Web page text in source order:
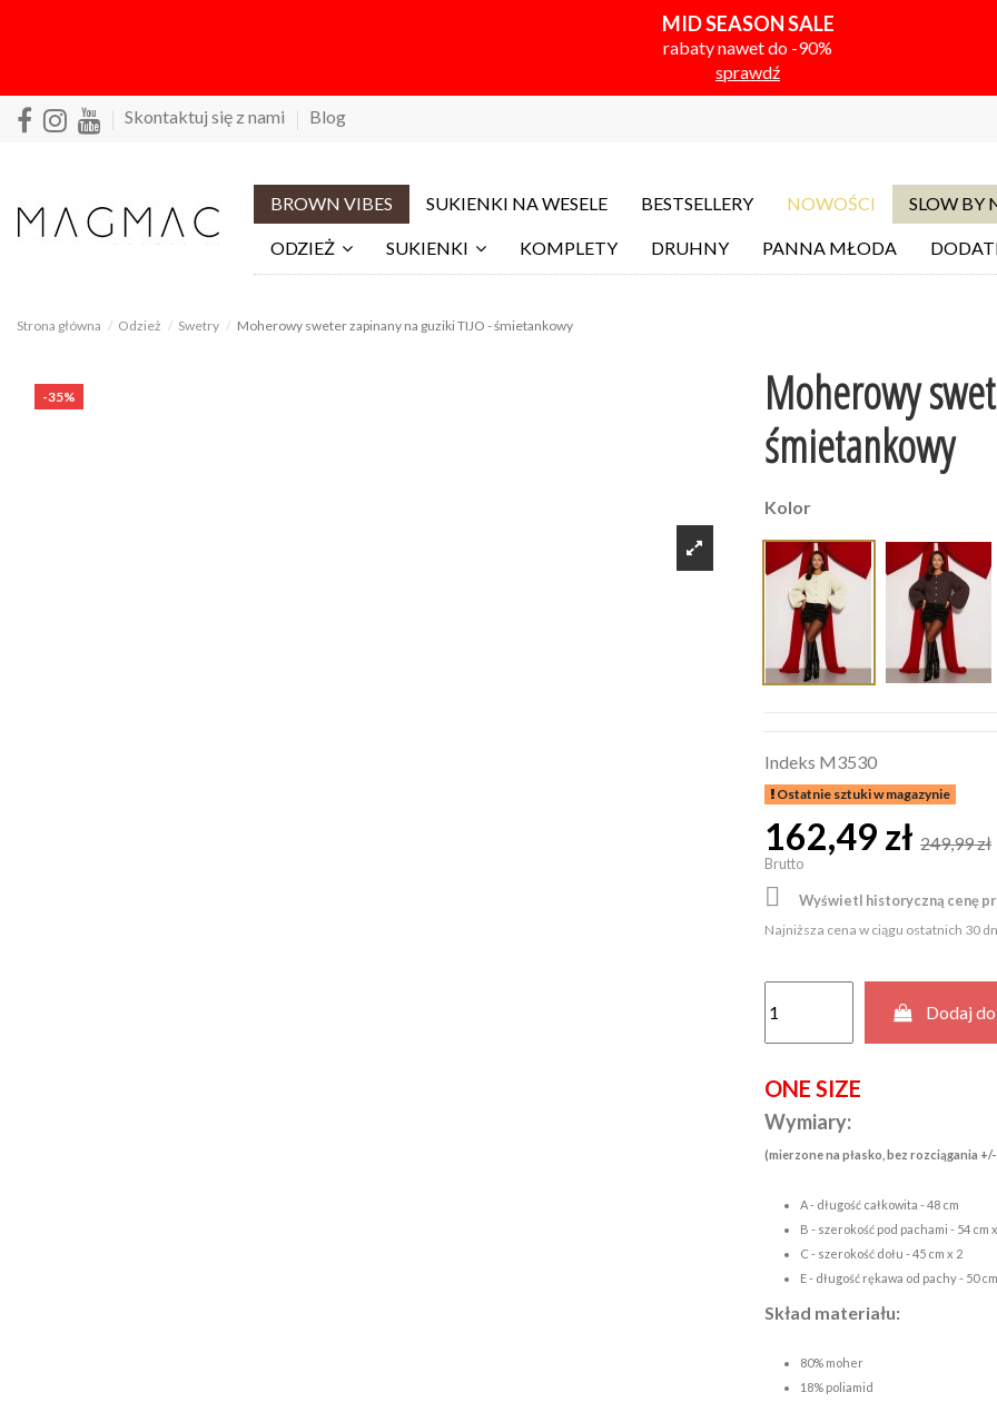
MID SEASON SALE
rabaty nawet do -90%
sprawdź
Skontaktuj się z nami Blog
BROWN VIBES SUKIENKI NA WESELE BESTSELLERY NOWOŚCI SLOW BY
ODZIEŻ SUKIENKI KOMPLETY DRUHNY PANNA MŁODA
Strona główna Odzież Swetry Moherowy sweter zapinany na guziki TIJO - śmietankowy
-35%
Moherowy
śmietankowy
Kolor
Indeks M3530
Ostatnie sztuki w magazynie
162,49 zł 249,99 zł
Brutto
 Wyświetl historyczną cenę
Najniższa cena w ciągu ostatnich 30
Dodaj
ONE SIZE
Wymiary:
(mierzone na płasko, bez rozciągania +/-
A - długość całkowita - 48 cm
B - szerokość pod pachami - 54 cm
C - szerokość dołu - 45 cm x 2
E - długość rękawa od pachy - 50 cm
Skład materiału:
80% moher
18% poliamid